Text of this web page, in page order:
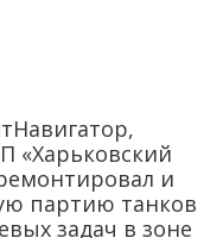
«Харьковский
и
партию танков
задач в зоне